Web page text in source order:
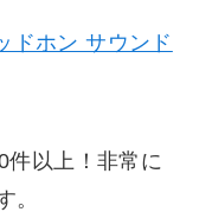
ドホン サウンド
件以上！非常に
。